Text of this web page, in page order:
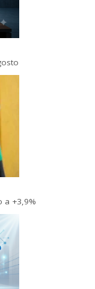
a +3,9%